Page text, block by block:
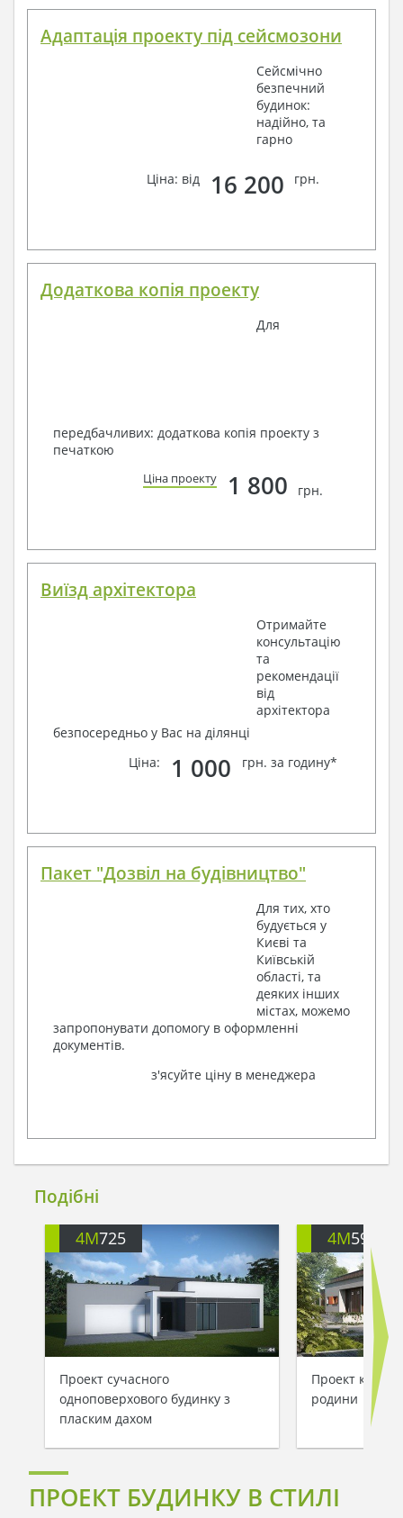
Адаптація проекту під сейсмозони
Сейсмічно
безпечний
будинок:
надійно, та
гарно
Ціна: від 16 200 грн.
Додаткова копія проекту
Для
передбачливих: додаткова копія проекту з
печаткою
Ціна проекту 1 800 грн.
Виїзд архітектора
Отримайте
консультацію
та
рекомендації
від
архітектора
безпосередньо у Вас на ділянці
Ціна:
1 000 грн. за годину*
Пакет "Дозвіл на будівництво"
Для тих, хто
будується у
Києві та
Київській
області, та
деяких інших
містах, можемо
запропонувати допомогу в оформленні
документів.
з'ясуйте ціну в менеджера
Подібні
4M725
Проект сучасного
одноповерхового будинку з
пласким дахом
4M592
Проект
родини
ПРОЕКТ БУДИНКУ В СТИЛІ